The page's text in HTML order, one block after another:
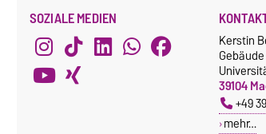
SOZIALE MEDIEN
Kerstin
39104
+49
mehr…